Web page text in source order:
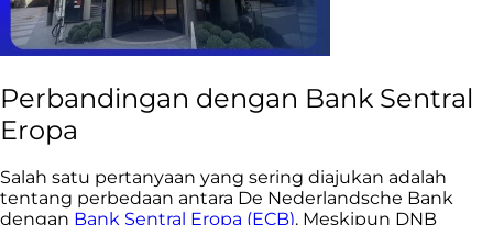
Perbandingan dengan Bank Sentral
Eropa
Salah satu pertanyaan yang sering diajukan adalah
tentang perbedaan antara De Nederlandsche Bank
dengan Bank Sentral Eropa (ECB). Meskipun DNB